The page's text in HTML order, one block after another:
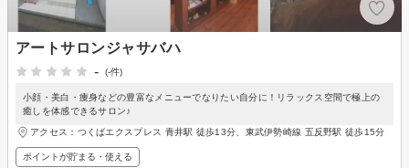
アートサロンジャサバハ
-
(-件)
小顔・美白・痩身などの豊富なメニューでなりたい自分に！リラックス空間で極上の
癒しを体感できるサロン♪
アクセス：つくばエクスプレス 青井駅 徒歩13分、東武伊勢崎線 五反野駅 徒歩15分
ポイントが貯まる・使える